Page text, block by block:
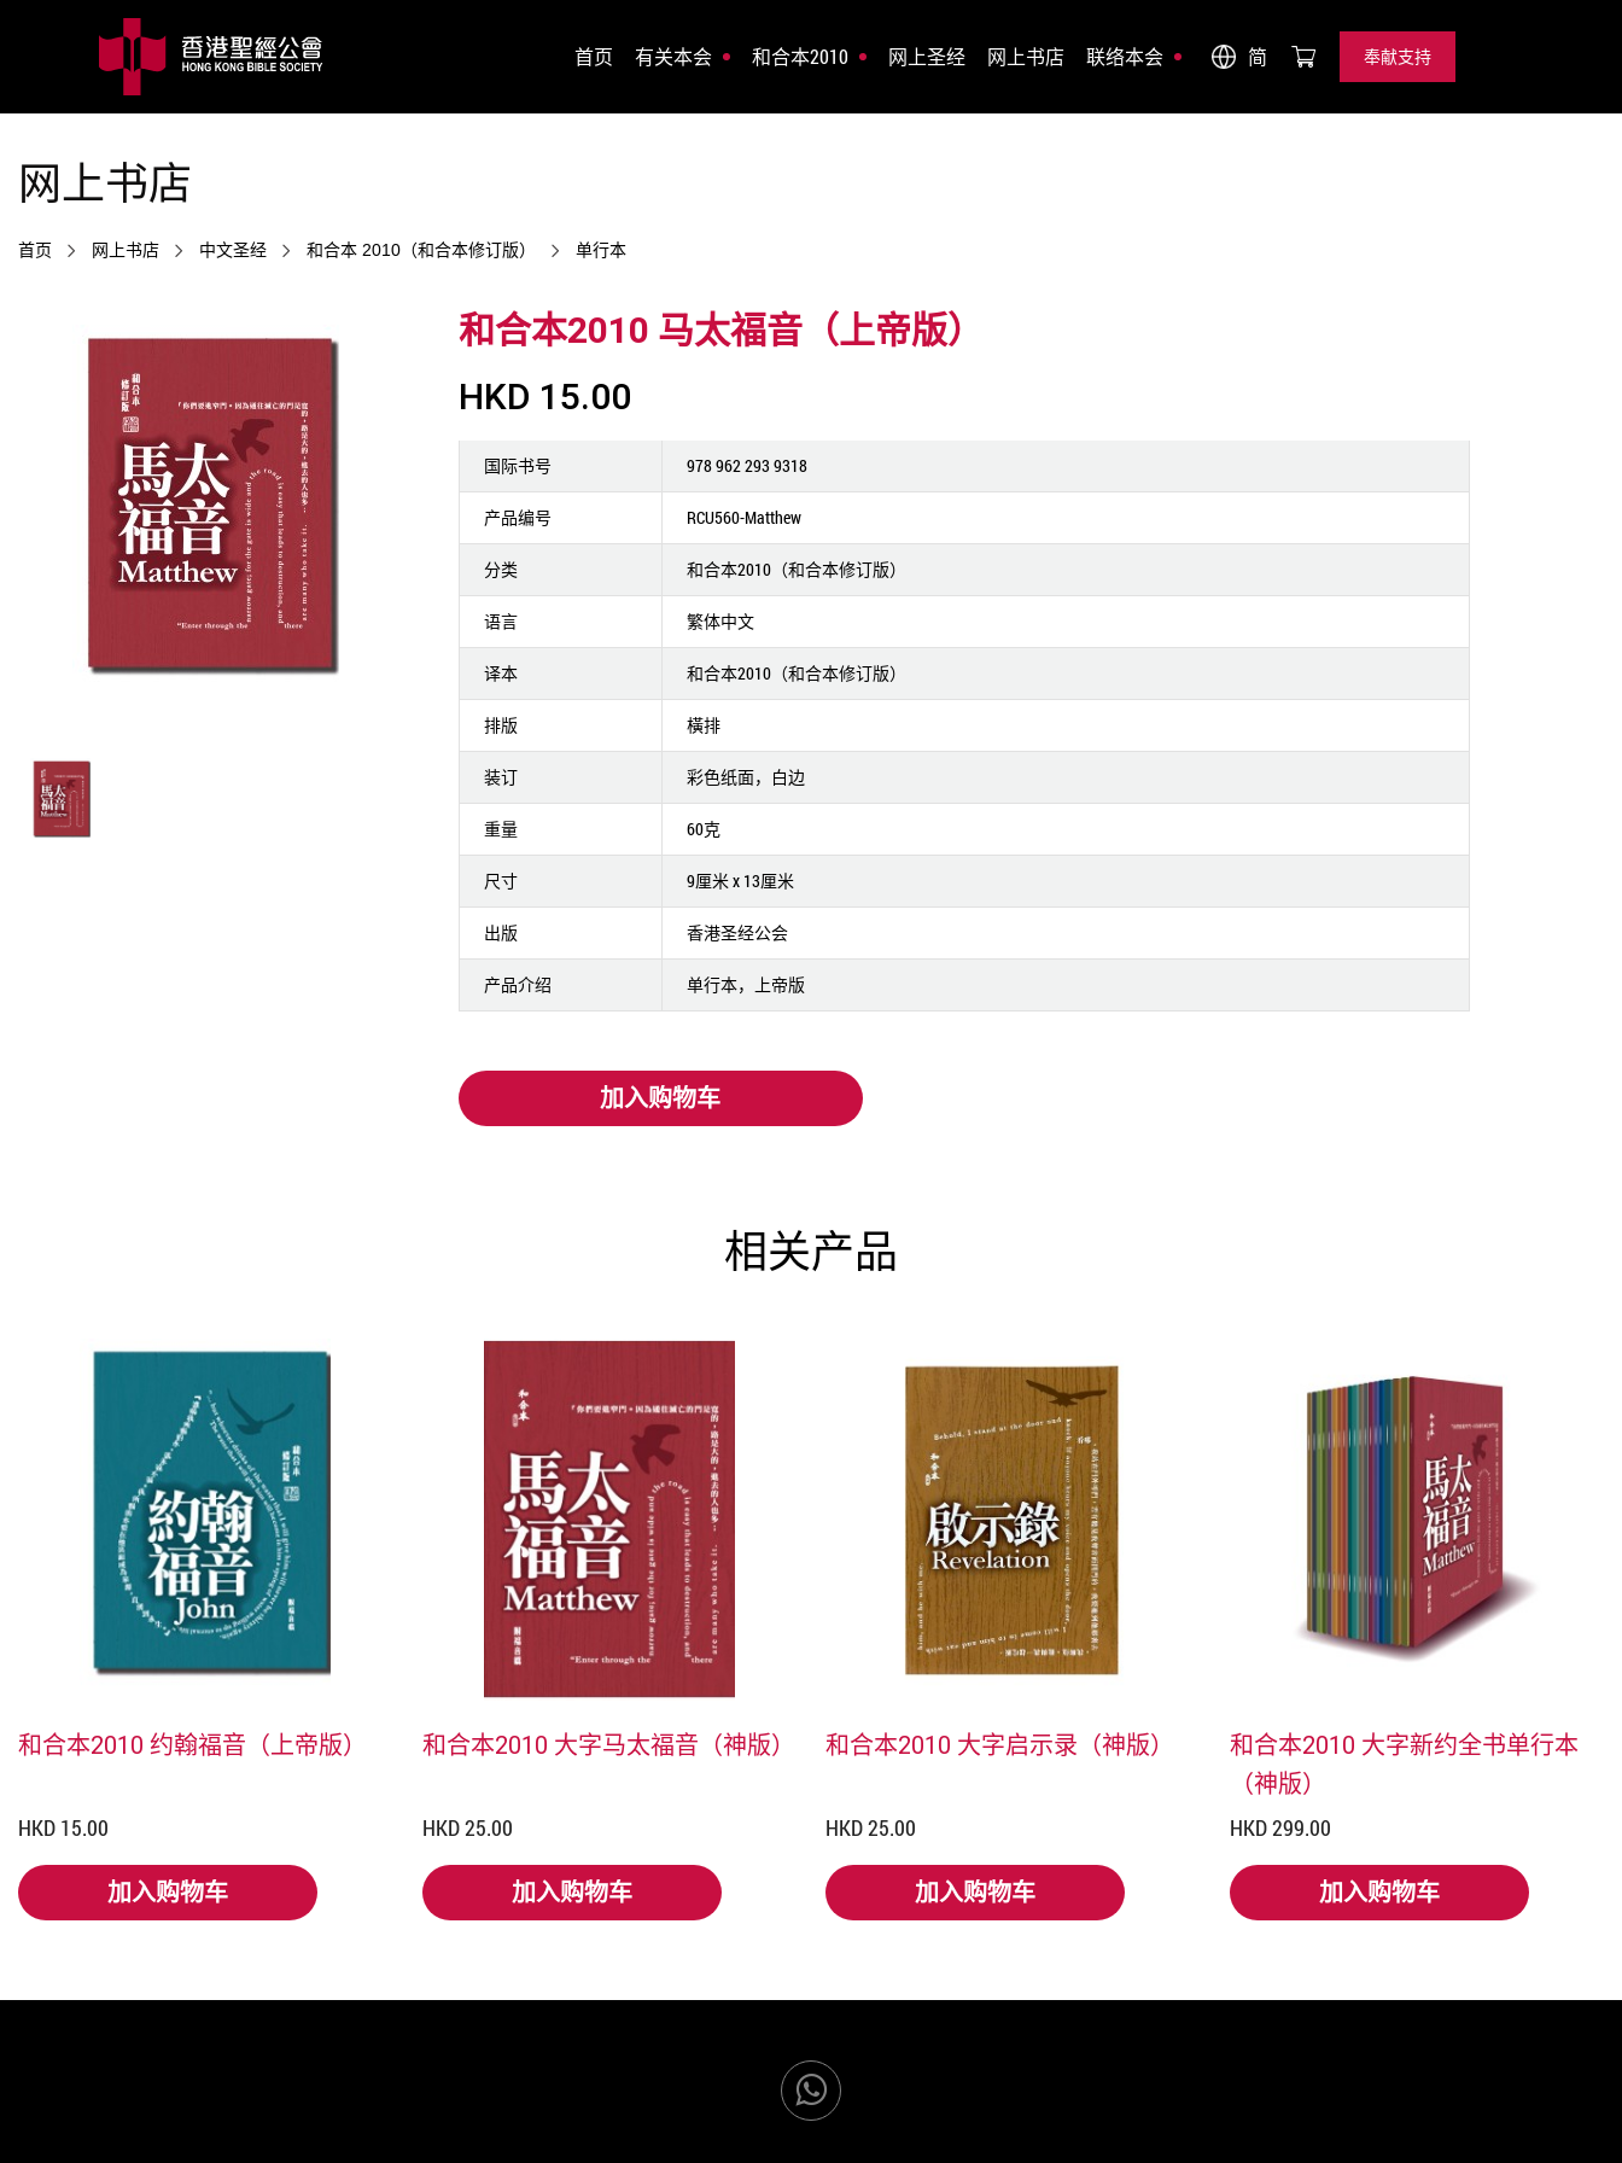
首页 有关本会 和合本2010 网上圣经 网上书店 联络本会 简
奉献支持
奉献支持
网上书店
首页 网上书店 中文圣经 和合本 2010（和合本修订版） 单行本
和合本2010 马太福音（上帝版）
HKD 15.00
国际书号 978 962 293 9318
产品编号 RCU560-Matthew
分类 和合本2010（和合本修订版）
语言 繁体中文
译本 和合本2010（和合本修订版）
排版 橫排
装订 彩色纸面，白边
重量 60克
尺寸 9厘米 x 13厘米
出版 香港圣经公会
产品介绍 单行本，上帝版
加入购物车
加入购物车
相关产品
和合本2010 约翰福音（上帝版）
HKD 15.00
加入购物车
加入购物车
和合本2010 大字马太福音（神版）
HKD 25.00
加入购物车
加入购物车
和合本2010 大字启示录（神版）
HKD 25.00
加入购物车
加入购物车
和合本2010 大字新约全书单行本
（神版）
HKD 299.00
加入购物车
加入购物车